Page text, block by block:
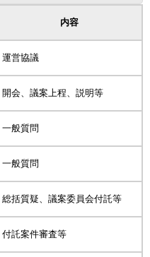
内容
運営協議
開会、議案上程、説明等
一般質問
一般質問
総括質疑、議案委員会付託等
付託案件審査等